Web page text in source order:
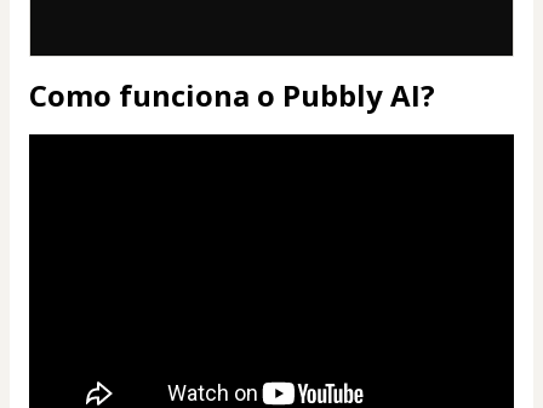
Como funciona o Pubbly AI?